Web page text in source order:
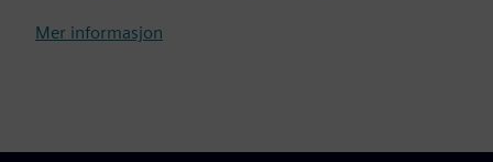
Mer informasjon